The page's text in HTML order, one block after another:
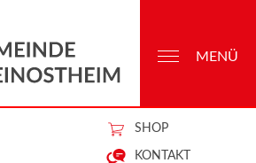
SHOP
KONTAKT
MENÜ